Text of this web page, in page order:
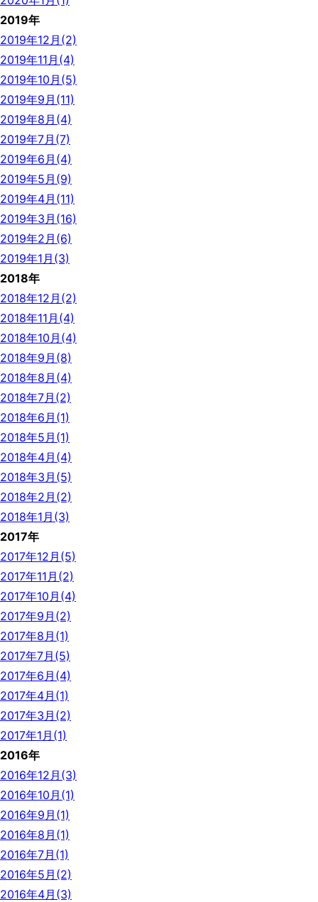
2019年
2019年12月(2)
2019年11月(4)
2019年10月(5)
2019年9月(11)
2019年8月(4)
2019年7月(7)
2019年6月(4)
2019年5月(9)
2019年4月(11)
2019年3月(16)
2019年2月(6)
2019年1月(3)
2018年
2018年12月(2)
2018年11月(4)
2018年10月(4)
2018年9月(8)
2018年8月(4)
2018年7月(2)
2018年6月(1)
2018年5月(1)
2018年4月(4)
2018年3月(5)
2018年2月(2)
2018年1月(3)
2017年
2017年12月(5)
2017年11月(2)
2017年10月(4)
2017年9月(2)
2017年8月(1)
2017年7月(5)
2017年6月(4)
2017年4月(1)
2017年3月(2)
2017年1月(1)
2016年
2016年12月(3)
2016年10月(1)
2016年9月(1)
2016年8月(1)
2016年7月(1)
2016年5月(2)
2016年4月(3)